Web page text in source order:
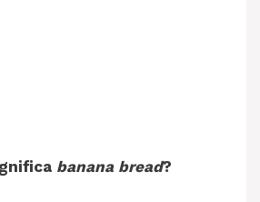
banana bread?